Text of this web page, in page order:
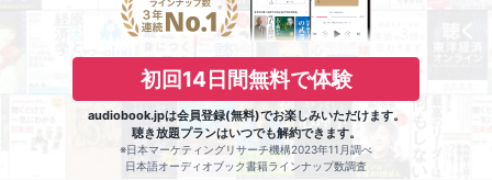
初回14日間無料で体験
audiobook.jpは会員登録(無料)でお楽しみいただけます。
聴き放題プランはいつでも解約できます。
※日本マーケティングリサーチ機構2023年11月調べ
日本語オーディオブック書籍ラインナップ数調査